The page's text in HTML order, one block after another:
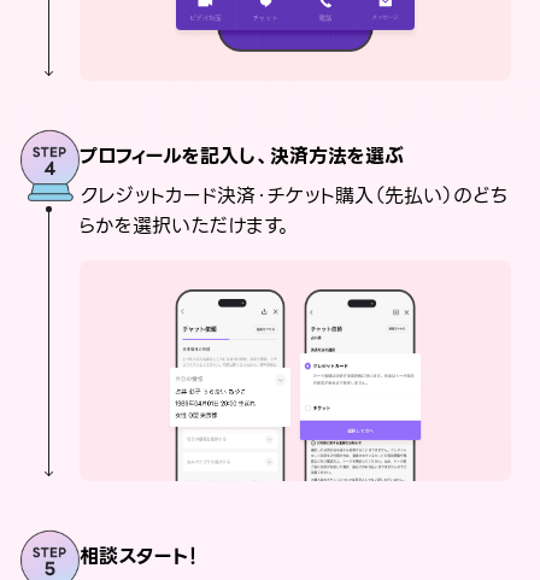
プロフィールを記入し、決済方法を選ぶ
クレジットカード決済・チケット購入（先払い）のどち
らかを選択いただけます。
相談スタート！